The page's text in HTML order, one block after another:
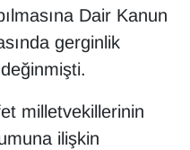
Dair Kanun
gerginlik
milletvekillerinin
ilişkin